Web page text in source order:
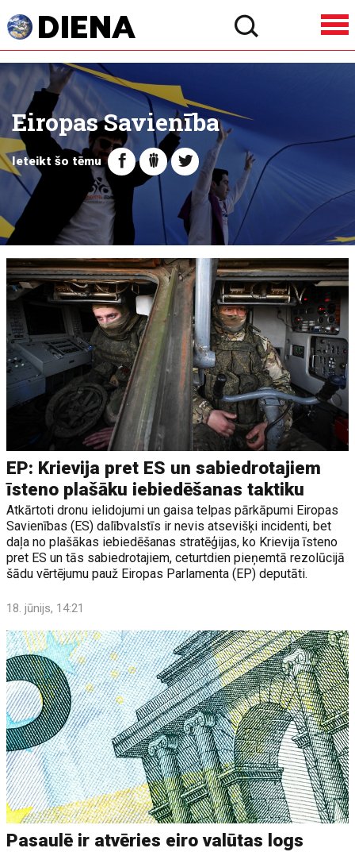
Eiropas Savienība
Ieteikt šo tēmu
EP: Krievija pret ES un sabiedrotajiem
īsteno plašāku iebiedēšanas taktiku
Atkārtoti dronu ielidojumi un gaisa telpas pārkāpumi Eiropas
Savienības (ES) dalībvalstīs ir nevis atsevišķi incidenti, bet
daļa no plašākas iebiedēšanas stratēģijas, ko Krievija īsteno
pret ES un tās sabiedrotajiem, ceturtdien pieņemtā rezolūcijā
šādu vērtējumu pauž Eiropas Parlamenta (EP) deputāti.
18. jūnijs, 14:21
Pasaulē ir atvēries eiro valūtas logs